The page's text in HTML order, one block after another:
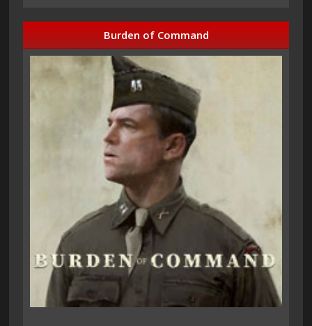
Burden of Command